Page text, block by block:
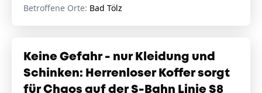
Betroffene Orte: Bad Tölz
Keine Gefahr - nur Kleidung und
Schinken: Herrenloser Koffer sorgt
für Chaos auf der S-Bahn Linie S8